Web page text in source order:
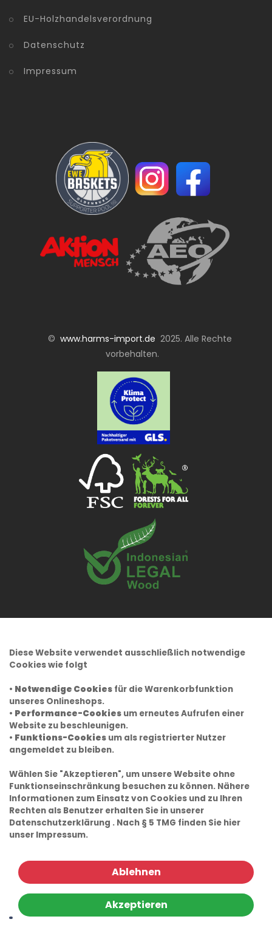
EU-Holzhandelsverordnung
Datenschutz
Impressum
© www.harms-import.de 2025. Alle Rechte
vorbehalten.
Diese Website verwendet ausschließlich notwendige
Cookies wie folgt
• Notwendige Cookies für die Warenkorbfunktion
unseres Onlineshops.
• Performance-Cookies um erneutes Aufrufen einer
Website zu beschleunigen.
• Funktions-Cookies um als registrierter Nutzer
angemeldet zu bleiben.
Wählen Sie "Akzeptieren", um unsere Website ohne
Funktionseinschränkung besuchen zu können. Nähere
Informationen zum Einsatz von Cookies und zu Ihren
Rechten als Benutzer erhalten Sie in unserer
Datenschutzerklärung . Nach § 5 TMG finden Sie hier
unser Impressum.
Ablehnen
Akzeptieren